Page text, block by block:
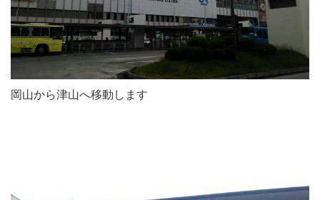
岡山から津山へ移動します